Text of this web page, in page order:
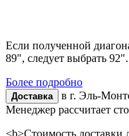
Если полученной
89", следует выбрать 92".
Более подробно
Доставка в г. Эль-
Менеджер рассчитает